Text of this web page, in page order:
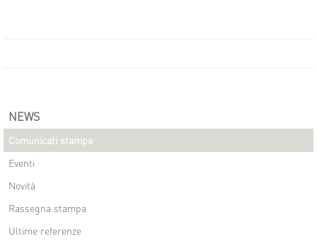
NEWS
Comunicati stampa
Eventi
Novità
Rassegna stampa
Ultime referenze